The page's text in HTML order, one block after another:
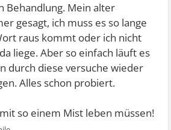
Behandlung. Mein alter
gesagt, ich muss es so lange
raus kommt oder ich nicht
liege. Aber so einfach läuft es
durch diese versuche wieder
Alles schon probiert.
so einem Mist leben müssen!